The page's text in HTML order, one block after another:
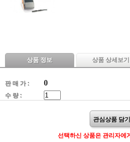
상품 정보 상품 상세보기
판 매 가 : 0
수 량 :
관심상품 담기
선택하신 상품은 관리자에